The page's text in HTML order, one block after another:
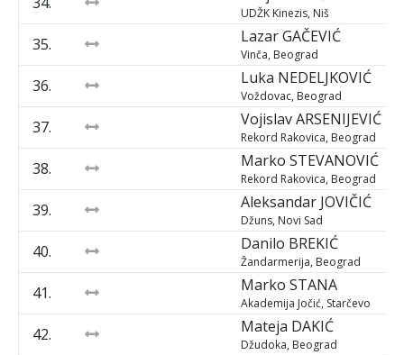
UDŽK Kinezis, Niš
35. LazarGAČEVIĆ
Vinča, Beograd
36. Luka NEDELJKOVIĆ
Voždovac, Beograd
37. VojislavARSENIJEVIĆ
Rekord Rakovica, Beograd
38. Marko STEVANOVIĆ
Rekord Rakovica, Beograd
39. Aleksandar JOVIČIĆ
Džuns, Novi Sad
40. Danilo BREKIĆ
Žandarmerija, Beograd
41. Marko STANA
Akademija Jočić, Starčevo
42. Mateja DAKIĆ
Džudoka, Beograd